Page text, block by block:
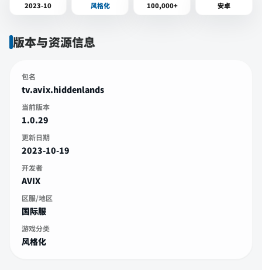
2023-10 风格化 100,000+ 安卓
版本与资源信息
包名
tv.avix.hiddenlands
当前版本
1.0.29
更新日期
2023-10-19
开发者
AVIX
区服/地区
国际服
游戏分类
风格化